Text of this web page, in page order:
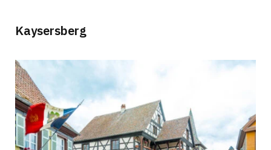
Kaysersberg